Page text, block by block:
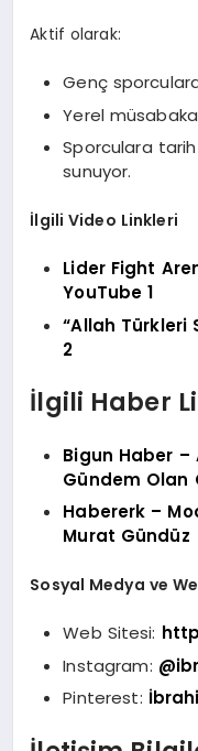
Aktif olarak:
Genç
Yerel
Sporculara
sunuyor.
İlgili Video Linkleri
Lider Fight
YouTube 1
“Allah Türkleri
2
İlgili Haber
Bigun Haber –
Gündem Olan
Habererk –
Murat Gündüz
Sosyal Medya ve
Web Sitesi:
Instagram:
Pinterest: